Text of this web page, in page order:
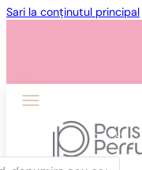
Sari la conținutul principal
1 - 3 buc.